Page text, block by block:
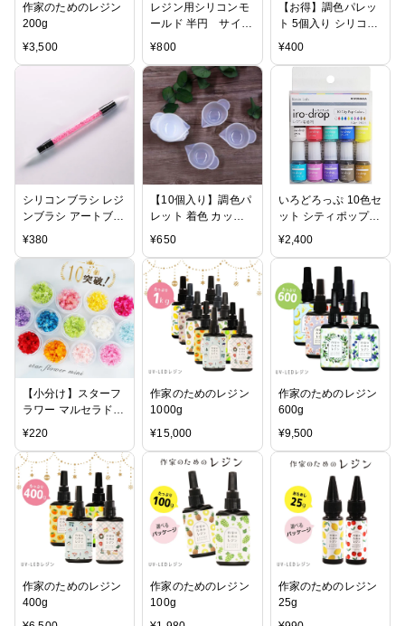
作家のためのレジン
200g
¥3,500
レジン用シリコンモ
ールド 半円 サイズ
違い
¥800
【お得】調色パレッ
ト 5個入り シリコン
タイプ
¥400
シリコンブラシ レジ
ンブラシ アートブラ
シ 1本
¥380
【10個入り】調色パ
レット 着色 カップ
シリコンタイプ
¥650
いろどろっぷ 10色セ
ット シティポップカ
ラー resinlab レジン
着色剤 清原
¥2,400
【小分け】スターフ
ラワー マルセラドラ
¥220
作家のためのレジン
1000g
¥15,000
作家のためのレジン
600g
¥9,500
作家のためのレジン
400g
作家のためのレジン
100g
作家のためのレジン
25g